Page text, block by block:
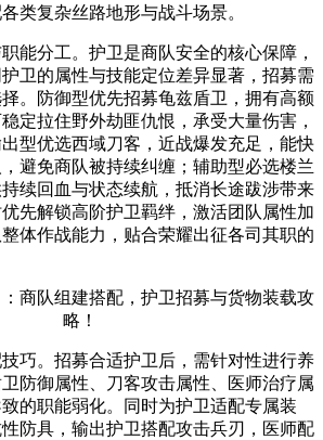
类复杂丝路地形与战斗场景。
能分工。护卫是商队安全的核心保障，
卫的属性与技能定位差异显著，招募需
。防御型优先招募龟兹盾卫，拥有高额
定拉住野外劫匪仇恨，承受大量伤害，
型优选西域刀客，近战爆发充足，能快
避免商队被持续纠缠；辅助型必选楼兰
续回血与状态续航，抵消长途跋涉带来
先解锁高阶护卫羁绊，激活团队属性加
体作战能力，贴合荣耀出征各司其职的
巧。招募合适护卫后，需针对性进行养
防御属性、刀客攻击属性、医师治疗属
的职能弱化。同时为护卫适配专属装
防具，输出护卫搭配攻击兵刃，医师配